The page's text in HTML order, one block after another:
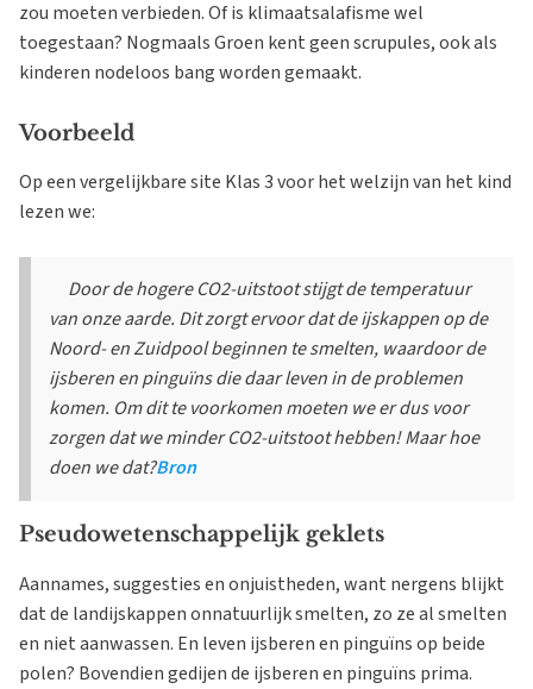
zou moeten verbieden. Of is klimaatsalafisme wel
toegestaan? Nogmaals Groen kent geen scrupules, ook als
kinderen nodeloos bang worden gemaakt.
Voorbeeld
Op een vergelijkbare site Klas 3 voor het welzijn van het kind
lezen we:
Door de hogere CO2-uitstoot stijgt de temperatuur
van onze aarde. Dit zorgt ervoor dat de ijskappen op de
Noord- en Zuidpool beginnen te smelten, waardoor de
ijsberen en pinguïns die daar leven in de problemen
komen. Om dit te voorkomen moeten we er dus voor
zorgen dat we minder CO2-uitstoot hebben! Maar hoe
doen we dat?Bron
Pseudowetenschappelijk geklets
Aannames, suggesties en onjuistheden, want nergens blijkt
dat de landijskappen onnatuurlijk smelten, zo ze al smelten
en niet aanwassen. En leven ijsberen en pinguïns op beide
polen? Bovendien gedijen de ijsberen en pinguïns prima.